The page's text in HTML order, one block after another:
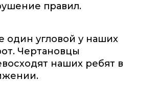
правил.
один угловой у наших
Чертановцы
наших ребят в